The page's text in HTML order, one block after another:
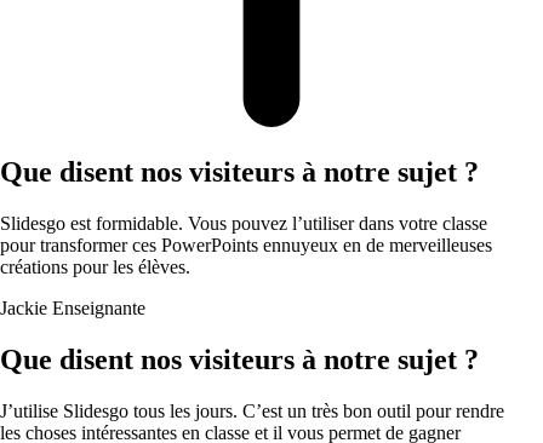
Que disent nos visiteurs à notre sujet ?
Slidesgo est formidable. Vous pouvez l’utiliser dans votre classe
pour transformer ces PowerPoints ennuyeux en de merveilleuses
créations pour les élèves.
Jackie Enseignante
Que disent nos visiteurs à notre sujet ?
J’utilise Slidesgo tous les jours. C’est un très bon outil pour rendre
les choses intéressantes en classe et il vous permet de gagner